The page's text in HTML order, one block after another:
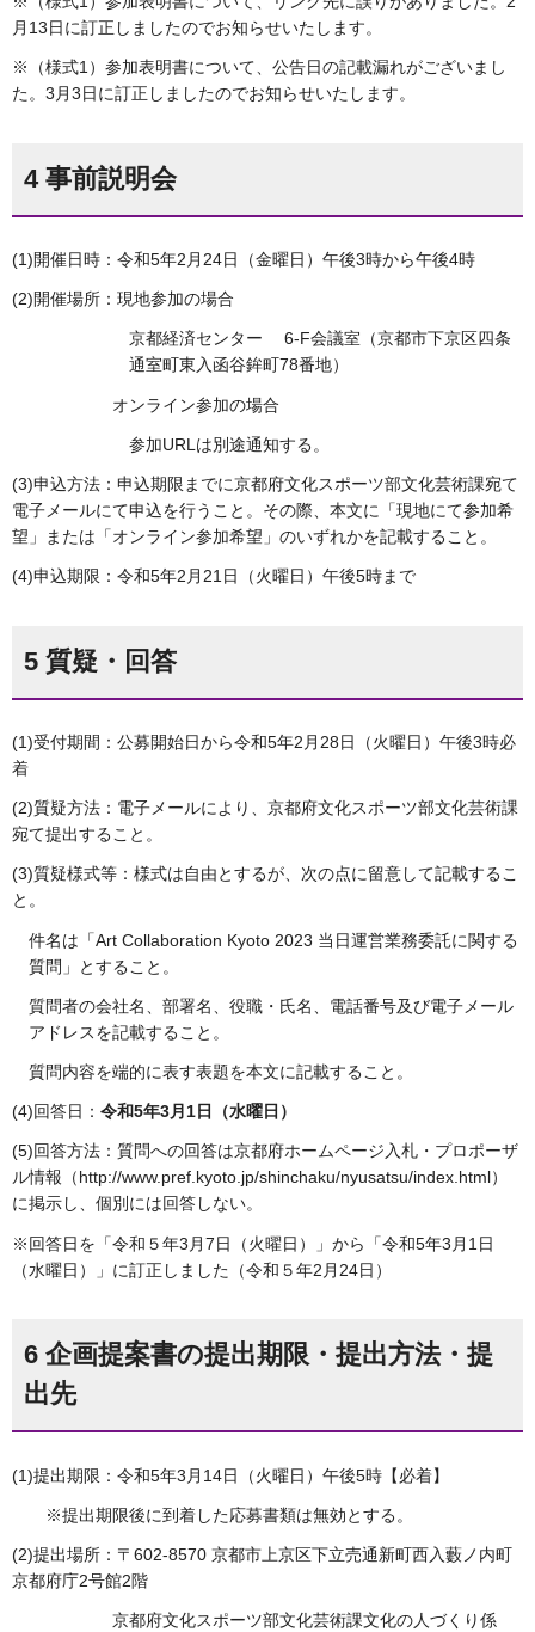
月13日に訂正しましたのでお知らせいたします。
※（様式1）参加表明書について、公告日の記載漏れがございまし
た。3月3日に訂正しましたのでお知らせいたします。
4 事前説明会
(1)開催日時：令和5年2月24日（金曜日）午後3時から午後4時
(2)開催場所：現地参加の場合
京都経済センター 6-F会議室（京都市下京区四条
通室町東入函谷鉾町78番地）
オンライン参加の場合
参加URLは別途通知する。
(3)申込方法：申込期限までに京都府文化スポーツ部文化芸術課宛て
電子メールにて申込を行うこと。その際、本文に「現地にて参加希
望」または「オンライン参加希望」のいずれかを記載すること。
(4)申込期限：令和5年2月21日（火曜日）午後5時まで
5 質疑・回答
(1)受付期間：公募開始日から令和5年2月28日（火曜日）午後3時必
着
(2)質疑方法：電子メールにより、京都府文化スポーツ部文化芸術課
宛て提出すること。
(3)質疑様式等：様式は自由とするが、次の点に留意して記載するこ
と。
件名は「Art Collaboration Kyoto 2023 当日運営業務委託に関する
質問」とすること。
質問者の会社名、部署名、役職・氏名、電話番号及び電子メール
アドレスを記載すること。
質問内容を端的に表す表題を本文に記載すること。
(4)回答日： 令和5年3月1日（水曜日）
(5)回答方法：質問への回答は京都府ホームページ入札・プロポーザ
ル情報（http://www.pref.kyoto.jp/shinchaku/nyusatsu/index.html）
に掲示し、個別には回答しない。
※回答日を「令和５年3月7日（火曜日）」から「令和5年3月1日
（水曜日）」に訂正しました（令和５年2月24日）
6 企画提案書の提出期限・提出方法・提
出先
(1)提出期限：令和5年3月14日（火曜日）午後5時【必着】
※提出期限後に到着した応募書類は無効とする。
(2)提出場所：〒602-8570 京都市上京区下立売通新町西入藪ノ内町
京都府庁2号館2階
京都府文化スポーツ部文化芸術課文化の人づくり係